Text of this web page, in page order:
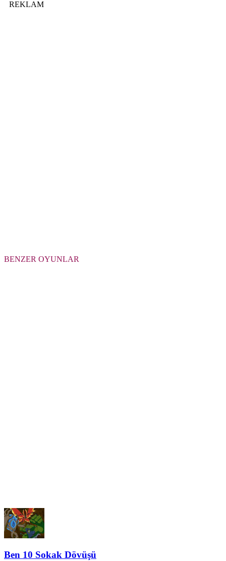
REKLAM
BENZER OYUNLAR
Ben 10 Sokak Dövüşü